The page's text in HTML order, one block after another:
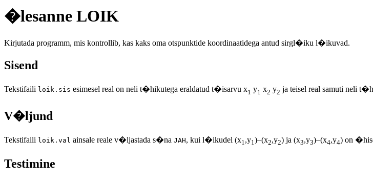
�lesanne LOIK
Kirjutada programm, mis kontrollib, kas kaks oma otspunktide koordinaatidega antud sirgl�iku l�ikuvad.
Sisend
Tekstifaili loik.sis esimesel real on neli t�hikutega eraldatud t�isarvu x1 y1 x2 y2 ja teisel real samuti neli
V�ljund
Tekstifaili loik.val ainsale reale v�ljastada s�na JAH, kui l�ikudel (x1 ,y1 )–(x2,y2) ja (x3,y3)–(x4,y4) on
Testimine